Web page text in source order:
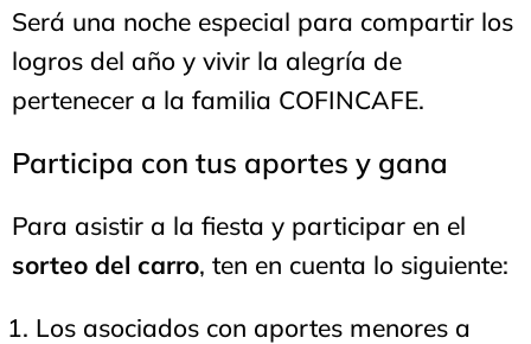
Será una noche especial para compartir los
logros del año y vivir la alegría de
pertenecer a la familia COFINCAFE.
Participa con tus aportes y gana
Para asistir a la fiesta y participar en el
sorteo del carro, ten en cuenta lo siguiente:
Los asociados con aportes menores a